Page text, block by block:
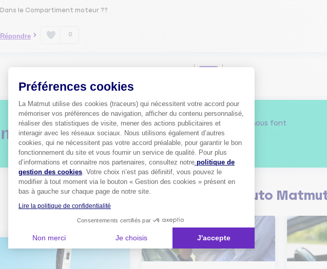
Dans le Compartiment moteur ??
Répondre 0
Plus de4 millions de sociétaires
nous font
confiance.
Pourquoi pas vous ?
Découvrez les Auto
Préférences cookies
La Matmut utilise des cookies (traceurs) qui nécessitent votre accord pour
mémoriser vos préférences de navigation, afficher du contenu personnalisé,
réaliser des statistiques de visite, mener des actions publicitaires et
interagir avec les réseaux sociaux. Nous utilisons également d’autres
cookies, qui ne nécessitent pas votre accord préalable, pour garantir le bon
fonctionnement du site et vous fournir un service de qualité. Pour plus
d’informations et connaitre nos partenaires, consultez notre politique de
gestion des cookies. Votre choix n’est pas définitif, vous pouvez le
modifier à tout moment via le bouton « Gestion des cookies » présent en
bas à gauche sur chaque page de notre site.
Lire la politique de confidentialité
Consentements certifiés par
Non merci Je choisis J'accepte
Axeptio consent